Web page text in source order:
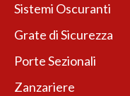
Sistemi Oscuranti
Grate di Sicurezza
Porte Sezionali
Zanzariere